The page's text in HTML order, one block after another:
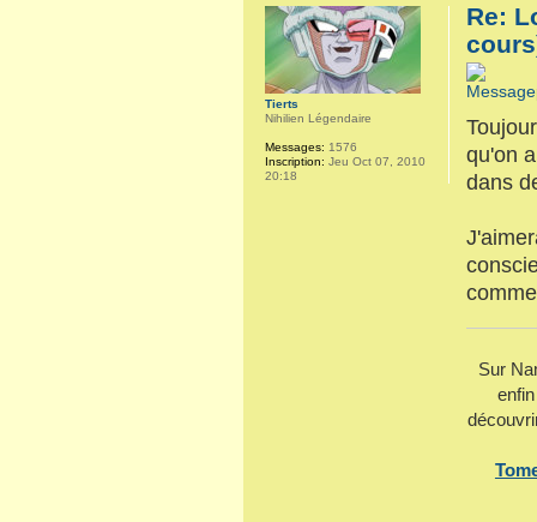
Re:
qu'on
dans
Sur
Tierts
Nihilien Légendaire
Messages: 1576
Inscription: Jeu Oct 07, 2010
20:18